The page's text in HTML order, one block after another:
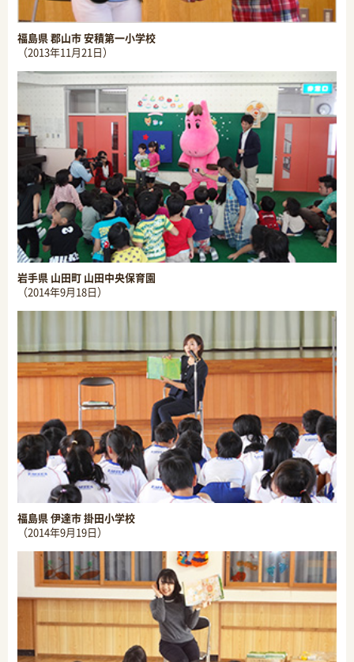
福島県 郡山市 安積第一小学校
（2013年11月21日）
岩手県 山田町 山田中央保育園
（2014年9月18日）
福島県 伊達市 掛田小学校
（2014年9月19日）